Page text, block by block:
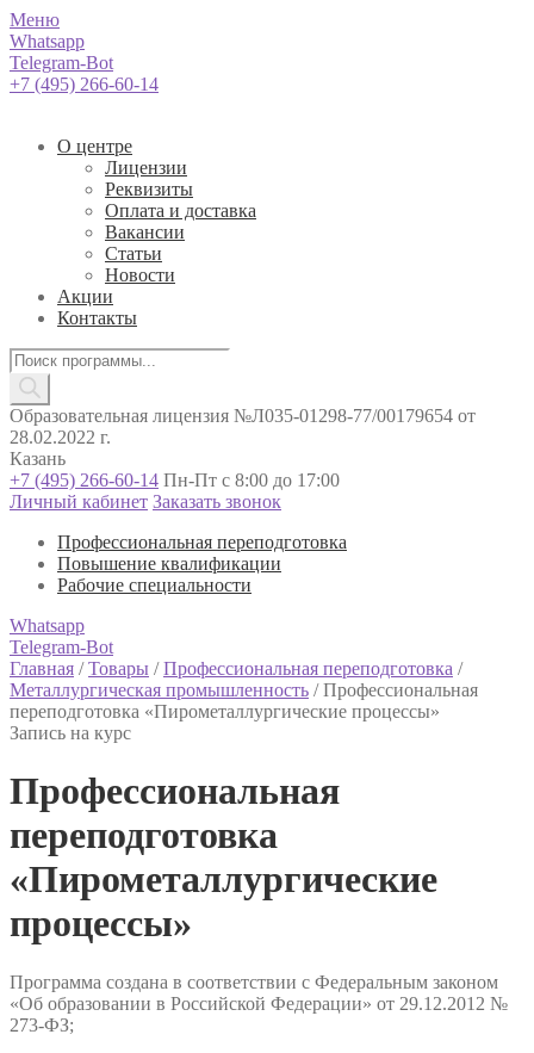
Меню
Whatsapp
Telegram-Bot
+7 (495) 266-60-14
О центре
Лицензии
Реквизиты
Оплата и доставка
Вакансии
Статьи
Новости
Акции
Контакты
Поиск
товаров
Образовательная лицензия №Л035-01298-77/00179654 от
28.02.2022 г.
Казань
+7 (495) 266-60-14 Пн-Пт с 8:00 до 17:00
Личный кабинет Заказать звонок
Профессиональная переподготовка
Повышение квалификации
Рабочие специальности
Whatsapp
Telegram-Bot
Главная /Товары /Профессиональная переподготовка /
Металлургическая промышленность /Профессиональная
переподготовка «Пирометаллургические процессы»
Запись на курс
Профессиональная
переподготовка
«Пирометаллургические
процессы»
Программа создана в соответствии с Федеральным законом
«Об образовании в Российской Федерации» от 29.12.2012 №
273-ФЗ;